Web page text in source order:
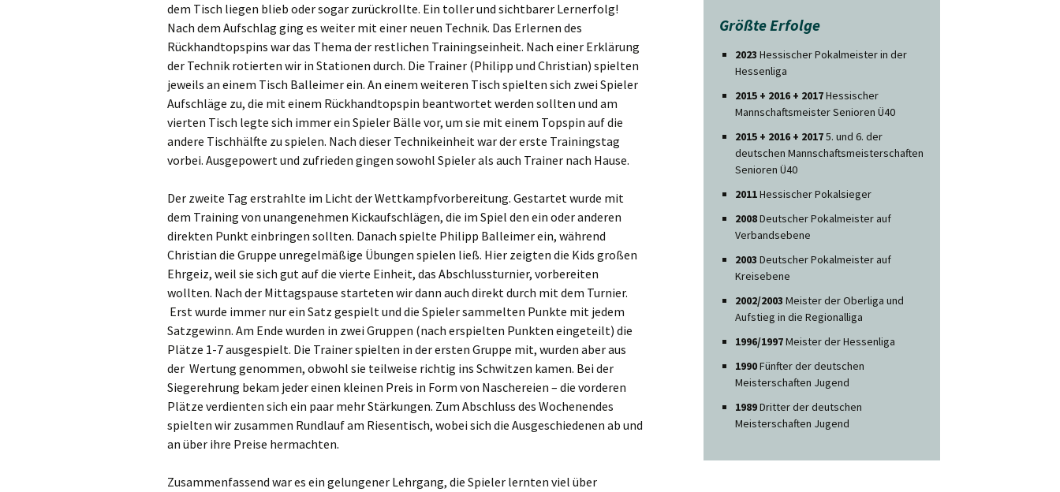
dem Tisch liegen blieb oder sogar zurückrollte. Ein toller und sichtbarer Lernerfolg!
Nach dem Aufschlag ging es weiter mit einer neuen Technik. Das Erlernen des
Rückhandtopspins war das Thema der restlichen Trainingseinheit. Nach einer Erklärung
der Technik rotierten wir in Stationen durch. Die Trainer (Philipp und Christian) spielten
jeweils an einem Tisch Balleimer ein. An einem weiteren Tisch spielten sich zwei Spieler
Aufschläge zu, die mit einem Rückhandtopspin beantwortet werden sollten und am
vierten Tisch legte sich immer ein Spieler Bälle vor, um sie mit einem Topspin auf die
andere Tischhälfte zu spielen. Nach dieser Technikeinheit war der erste Trainingstag
vorbei. Ausgepowert und zufrieden gingen sowohl Spieler als auch Trainer nach Hause.
Der zweite Tag erstrahlte im Licht der Wettkampfvorbereitung. Gestartet wurde mit
dem Training von unangenehmen Kickaufschlägen, die im Spiel den ein oder anderen
direkten Punkt einbringen sollten. Danach spielte Philipp Balleimer ein, während
Christian die Gruppe unregelmäßige Übungen spielen ließ. Hier zeigten die Kids großen
Ehrgeiz, weil sie sich gut auf die vierte Einheit, das Abschlussturnier, vorbereiten
wollten. Nach der Mittagspause starteten wir dann auch direkt durch mit dem Turnier.
Erst wurde immer nur ein Satz gespielt und die Spieler sammelten Punkte mit jedem
Satzgewinn. Am Ende wurden in zwei Gruppen (nach erspielten Punkten eingeteilt) die
Plätze 1-7 ausgespielt. Die Trainer spielten in der ersten Gruppe mit, wurden aber aus
der Wertung genommen, obwohl sie teilweise richtig ins Schwitzen kamen. Bei der
Siegerehrung bekam jeder einen kleinen Preis in Form von Naschereien – die vorderen
Plätze verdienten sich ein paar mehr Stärkungen. Zum Abschluss des Wochenendes
spielten wir zusammen Rundlauf am Riesentisch, wobei sich die Ausgeschiedenen ab und
an über ihre Preise hermachten.
Zusammenfassend war es ein gelungener Lehrgang, die Spieler lernten viel über
Größte Erfolge
2023 Hessischer Pokalmeister in der
Hessenliga
2015 + 2016 + 2017Hessischer
Mannschaftsmeister Senioren Ü40
2015 + 2016 + 20175. und 6. der
deutschen Mannschaftsmeisterschaften
Senioren Ü40
2011Hessischer Pokalsieger
2008Deutscher Pokalmeister auf
Verbandsebene
2003 Deutscher Pokalmeister auf
Kreisebene
2002/2003 Meister der Oberliga und
Aufstieg in die Regionalliga
1996/1997Meister der Hessenliga
1990Fünfter der deutschen
Meisterschaften Jugend
1989Dritter der deutschen
Meisterschaften Jugend